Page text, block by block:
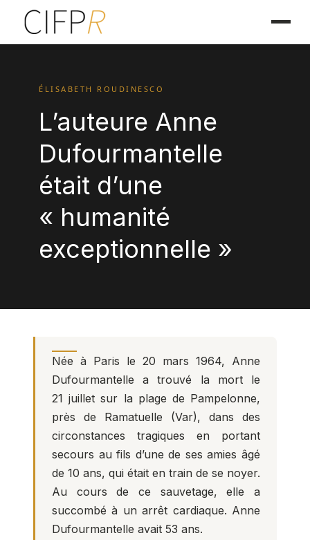
ÉLISABETH ROUDINESCO
L’auteure Anne
Dufourmantelle
était d’une
« humanité
exceptionnelle »
Née à Paris le 20 mars 1964, Anne
Dufourmantelle a trouvé la mort le
21 juillet sur la plage de Pampelonne,
près de Ramatuelle (Var), dans des
circonstances tragiques en portant
secours au fils d’une de ses amies âgé
de 10 ans, qui était en train de se noyer.
Au cours de ce sauvetage, elle a
succombé à un arrêt cardiaque. Anne
Dufourmantelle avait 53 ans.